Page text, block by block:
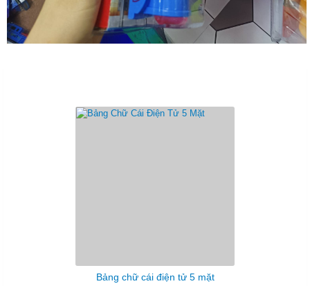
Bảng chữ cái điện tử 5 mặt